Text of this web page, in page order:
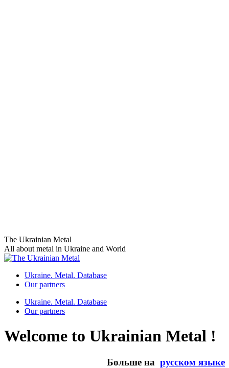
Skip
to
content
The Ukrainian Metal
All about metal in Ukraine and World
Ukraine. Metal. Database
Our partners
Ukraine. Metal. Database
Our partners
Welcome to Ukrainian Metal !
Больше на русском языке